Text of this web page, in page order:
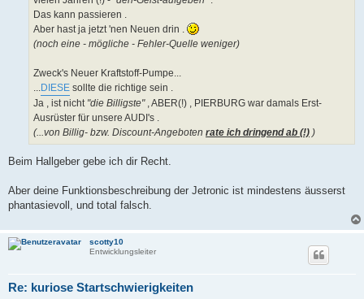
Das kann passieren .
Aber hast ja jetzt 'nen Neuen drin .
(noch eine - mögliche - Fehler-Quelle weniger)
Zweck's Neuer Kraftstoff-Pumpe...
...DIESE sollte die richtige sein .
Ja , ist nicht "die Billigste", ABER(!) , PIERBURG war damals Erst-
Ausrüster für unsere AUDI's .
(...von Billig- bzw. Discount-Angeboten rate ich dringend ab (!) )
Beim Hallgeber gebe ich dir Recht.
Aber deine Funktionsbeschreibung der Jetronic ist mindestens äusserst
phantasievoll, und total falsch.
scotty10
Entwicklungsleiter
Re: kuriose Startschwierigkeiten